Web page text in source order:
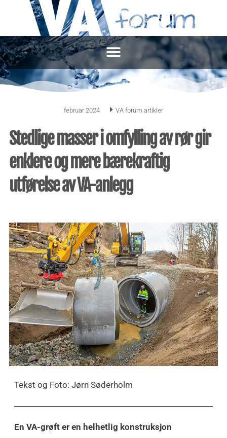
februar 2024 VA forum artikler
Stedlige masser i omfylling av rør gir
enklere og mere bærekraftig
utførelse av VA-anlegg
Tekst og Foto: Jørn Søderholm
En VA-grøft er en helhetlig konstruksjon